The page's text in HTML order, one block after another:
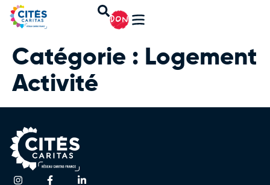
DON
Catégorie : Logement
Activité